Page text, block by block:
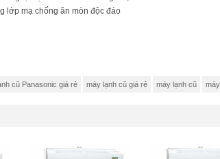
lớp mạ chống ăn mòn độc đáo
cũ Panasonic giá rẻ máy lạnh cũ giá rẻ máy lạnh cũ